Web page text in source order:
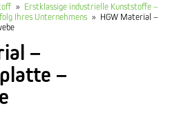
» Erstklassige industrielle Kunststoffe –
Ihres Unternehmens » HGW Material –
–
–